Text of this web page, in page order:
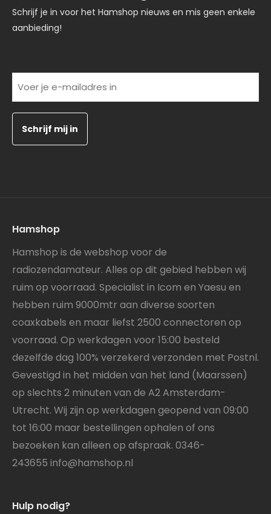
Schrijf je in voor het Hamshop nieuws en mis geen enkele
aanbieding!
e-
mailadres
in
(Vereist)
Hamshop
Hamshop is de webshop voor de
radiozendamateur. Alles op dit gebied hebben wij
ruim op voorraad. Specialist in Icom en Yaesu en
hebben ruim 9000mtr aan diverse soorten
coaxkabels en maar liefst 2500 connectoren op
voorraad. Op werkdagen voor 15:00 besteld
dezelfde dag 100% verzekerd verzonden met Postnl.
Gevestigd in het midden van het land (Maarssen)
op slechts 2 minuten van de A2 Amsterdam-
Utrecht. Wij zijn op werkdagen geopend van 09:00
tot 16:00 maar bestellingen ophalen of ons
bezoeken kan alleen op afspraak. 0346-
243655 info@hamshop.nl
Hulp nodig?